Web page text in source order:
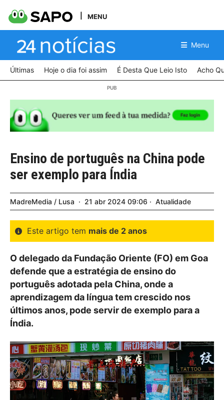
MENU
Menu
Últimas Hoje o dia foi assim É Desta Que Leio Isto Acho
Ensino de português na China pode
ser exemplo para Índia
MadreMedia / Lusa 21 abr 2024 09:06 Atualidade
Este artigo tem mais de 2 anos
O delegado da Fundação Oriente (FO) em Goa
defende que a estratégia de ensino do
português adotada pela China, onde a
aprendizagem da língua tem crescido nos
últimos anos, pode servir de exemplo para a
Índia.